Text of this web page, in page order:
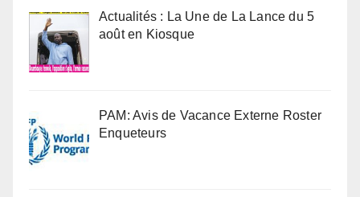
Actualités : La Une de La Lance du 5
août en Kiosque
PAM: Avis de Vacance Externe Roster
Enqueteurs